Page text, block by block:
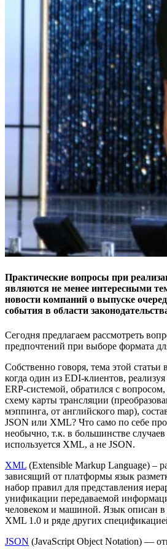
Практические вопросы при
являются не менее интересными
новости компаний о выпуске
события в области
Сегодня предлагаем рассмотреть
предпочтений при выборе формата
Собственно говоря, тема этой статьи
когда один из EDI-клиентов,
ERP-системой, обратился с
схему карты трансляции
мэппинга, от английского map),
JSON или XML? Что само по себе
необычно, т.к. в большинстве случаев
используется XML, а не JSON.
XML (Extensible Markup Language) –
зависящий от платформы язык
набор правил для представления
унификации передаваемой
человеком и машиной. Язык описан
XML 1.0 и ряде других
JSON (JavaScript Object Notation) —